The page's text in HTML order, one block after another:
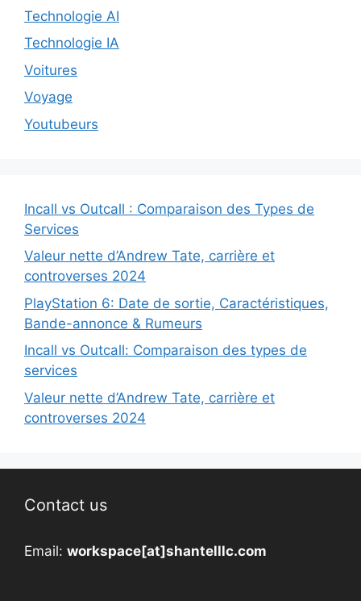
Technologie AI
Technologie IA
Voitures
Voyage
Youtubeurs
Incall vs Outcall : Comparaison des Types de
Services
Valeur nette d’Andrew Tate, carrière et
controverses 2024
PlayStation 6: Date de sortie, Caractéristiques,
Bande-annonce & Rumeurs
Incall vs Outcall: Comparaison des types de
services
Valeur nette d’Andrew Tate, carrière et
controverses 2024
Contact us
Email: workspace[at]shantelllc.com